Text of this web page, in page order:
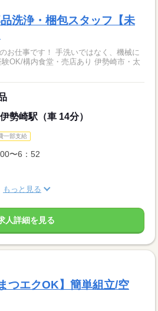
洗浄・梱包スタッフ【未
お仕事です！ 手洗いではなく、機械に
内食堂・売店あり 伊勢崎市・太
勢崎駅（車 14分）
一部支給
〜6：52
もっと見る
人詳細を見る
つエクOK】簡単組立/空